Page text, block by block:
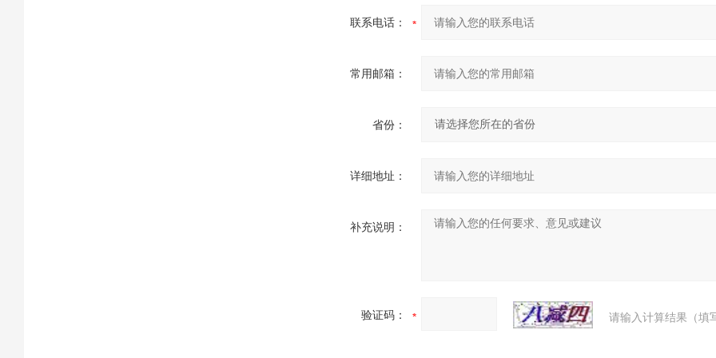
联系电话：
常用邮箱：
省份：
详细地址：
补充说明：
验证码： 请输入计算结果（填